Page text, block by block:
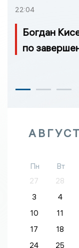
22:04
Богдан
по
АВГУСТ
Пн Вт
27
28
3
4
10
11
17
18
24
25